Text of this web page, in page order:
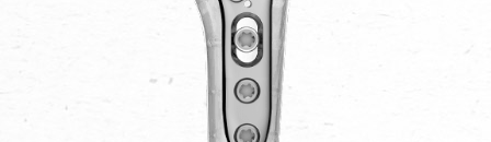
聯絡我們